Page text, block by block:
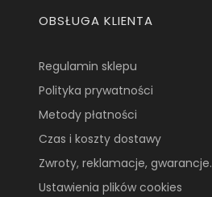
OBSŁUGA KLIENTA
Regulamin sklepu
Polityka prywatności
Metody płatności
Czas i koszty dostawy
Zwroty, reklamacje, gwarancje.
Ustawienia plików cookies